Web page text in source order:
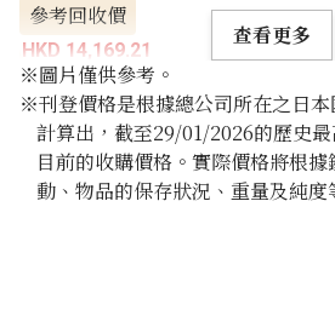
參考回收價
HKD 14,169.21
查看更多
※圖片僅供參考。
※刊登價格是根據總公司所在之日
計算出，截至29/01/2026的歷史
目前的收購價格。實際價格將根
動、物品的保存狀況、重量及純度